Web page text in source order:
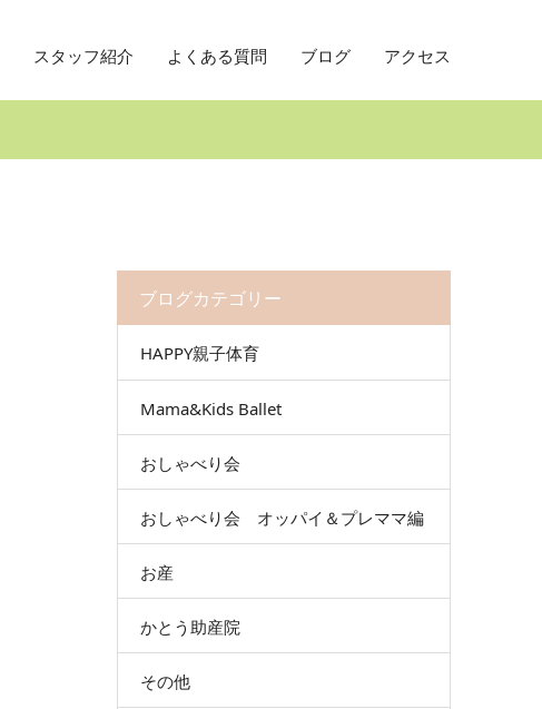
スタッフ紹介 よくある質問 ブログ アクセス
ブログカテゴリー
HAPPY親子体育
Mama&Kids Ballet
おしゃべり会
おしゃべり会 オッパイ＆プレママ編
お産
かとう助産院
その他